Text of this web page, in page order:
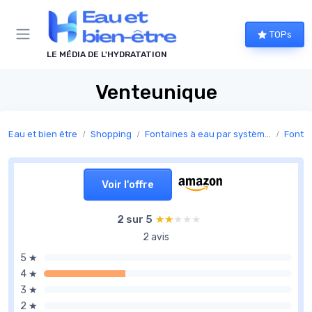
LE MÉDIA DE L'HYDRATATION
TOPs
Venteunique
Eau et bien être Shopping Fontaines à eau par système d’alimentation
Voir l'offre
2 sur 5 ★★★★★
★★★★★
2 avis
5 ★
4 ★
3 ★
2 ★
Panneau de gestion des cookies